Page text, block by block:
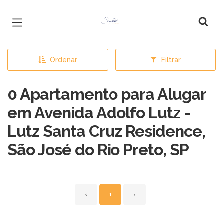
Página inicial
Ordenar Filtrar
0 Apartamento para Alugar
em Avenida Adolfo Lutz -
Lutz Santa Cruz Residence,
São José do Rio Preto, SP
‹ 1 ›